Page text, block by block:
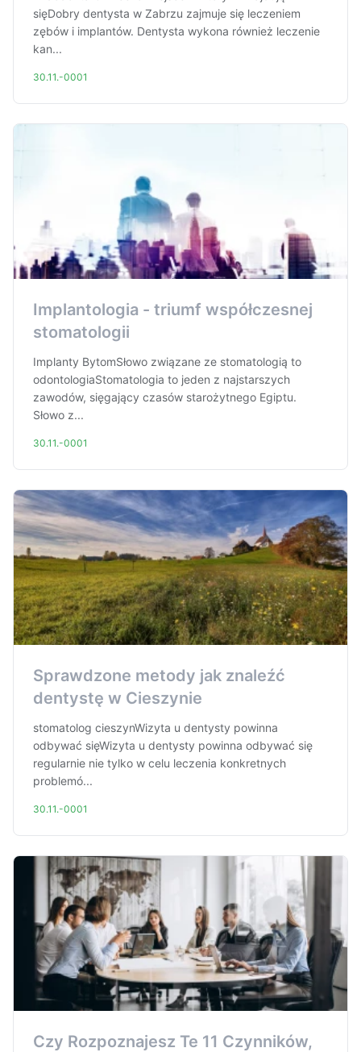
sięDobry dentysta w Zabrzu zajmuje się leczeniem
zębów i implantów. Dentysta wykona również leczenie
kan...
30.11.-0001
Implantologia - triumf współczesnej
stomatologii
Implanty BytomSłowo związane ze stomatologią to
odontologiaStomatologia to jeden z najstarszych
zawodów, sięgający czasów starożytnego Egiptu.
Słowo z...
30.11.-0001
Sprawdzone metody jak znaleźć
dentystę w Cieszynie
stomatolog cieszynWizyta u dentysty powinna
odbywać sięWizyta u dentysty powinna odbywać się
regularnie nie tylko w celu leczenia konkretnych
problemó...
30.11.-0001
Czy Rozpoznajesz Te 11 Czynników,